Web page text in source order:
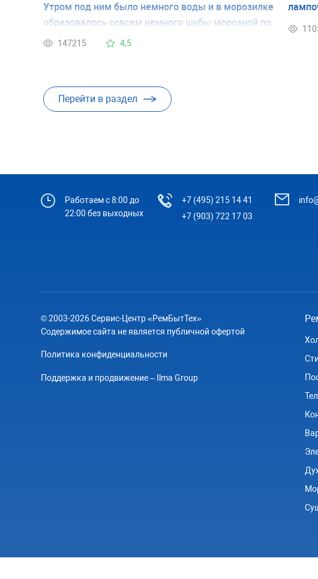
Утром под ним было немного воды и в морозилке
образовалось совсем немного шубы морозной по
стенке. Дверь холодильной камеры закрыла и
около 2 часов и не слышу, чтоб работал. Это
значит, уже не оживёт?
147215 4,5
Перейти в раздел
Работаем с 8:00 до
22:00 без выходных
+7 (495) 215 14 41
+7 (903) 722 17 03
© 2003-2026 Сервис-Центр «РемБытТех»
Содержимое сайта не является публичной офертой
Политика конфиденциальности
Поддержка и продвижение – Ilma Group